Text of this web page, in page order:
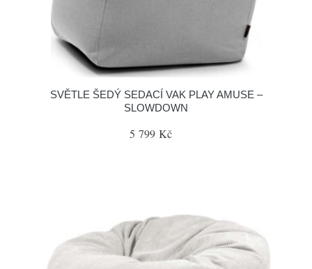
SVĚTLE ŠEDÝ SEDACÍ VAK PLAY AMUSE –
SLOWDOWN
5 799 Kč